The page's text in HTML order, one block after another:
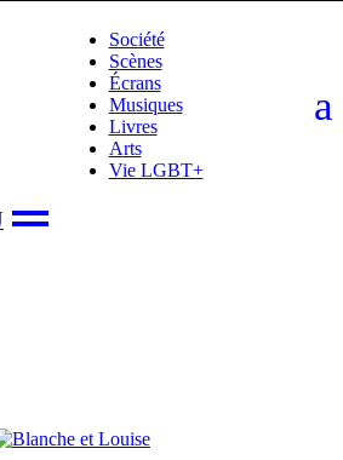
Société
Scènes
Écrans
Musiques
Livres
Arts
Vie LGBT+